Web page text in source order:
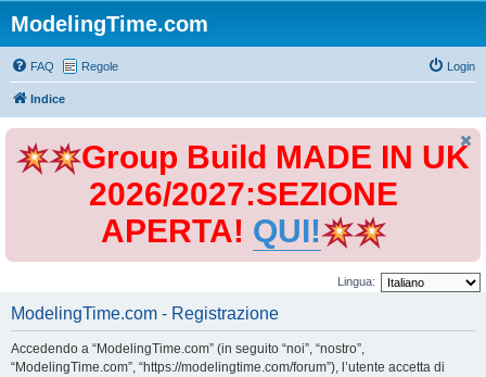
ModelingTime.com
FAQ Regole Login
Indice
Group Build MADE IN UK
2026/2027:SEZIONE
APERTA! QUI!
Lingua:
ModelingTime.com - Registrazione
Accedendo a “ModelingTime.com” (in seguito “noi”, “nostro”,
“ModelingTime.com”, “https://modelingtime.com/forum”), l’utente accetta di